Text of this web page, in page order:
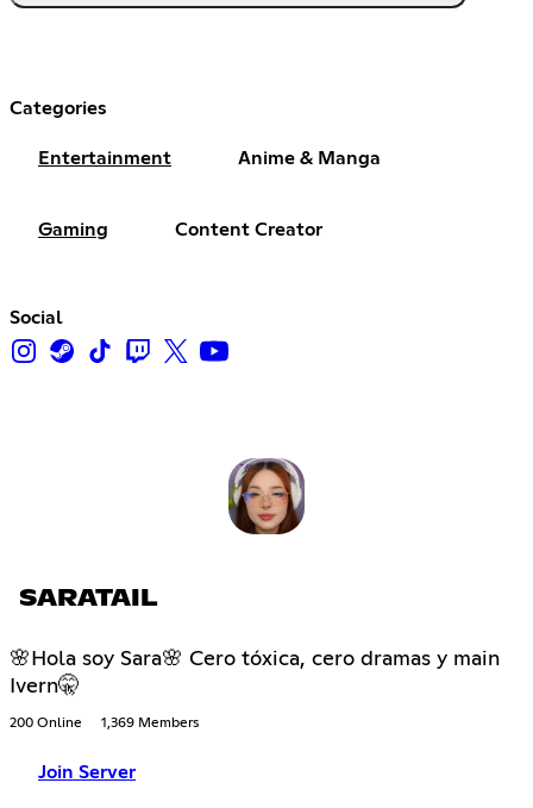
Categories
Entertainment Anime & Manga
Gaming Content Creator
Social
SARATAIL
🌸Hola soy Sara🌸 Cero tóxica, cero dramas y main
Ivern🤫
200 Online 1,369 Members
Join Server